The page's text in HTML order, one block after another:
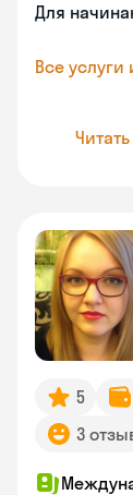
Для
Все услуги
5
3